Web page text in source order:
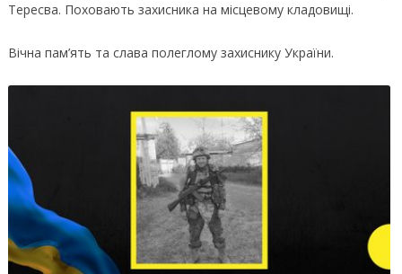
Тересва. Поховають захисника на місцевому кладовищі.
Вічна пам’ять та слава полеглому захиснику України.